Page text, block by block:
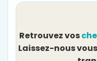
Retrouvez vos
Laissez-nous